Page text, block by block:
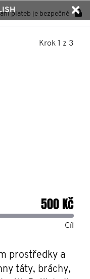
plateb je bezpečné
Krok 1 z 3
500 Kč
Cíl
prostředky a
táty, bráchy,